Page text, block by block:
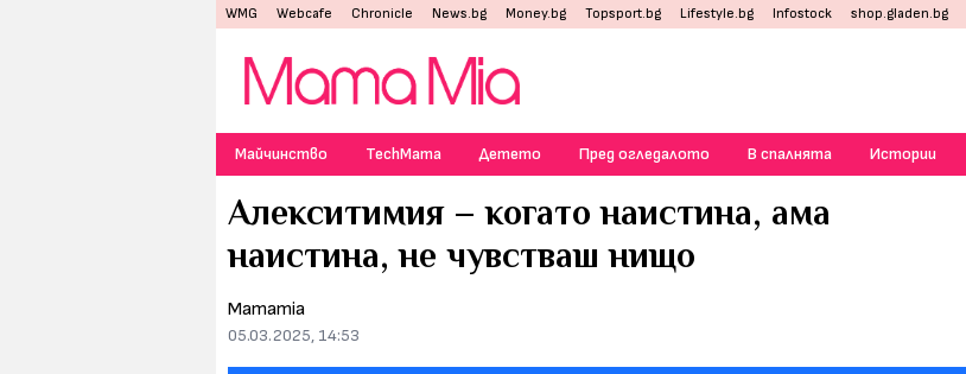
WMG Webcafe Chronicle News.bg Money.bg Topsport.bg Lifestyle.bg Infostock shop.gladen.bg
Майчинство TechMama Детето Пред огледалото В спалнята Истории
Алекситимия – когато наистина, ама
наистина, не чувстваш нищо
Mamamia
05.03.2025, 14:53